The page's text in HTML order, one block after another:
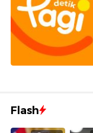
Flash